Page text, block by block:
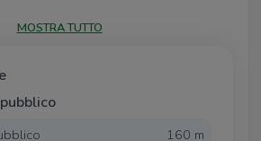
originali, soffitti cassettonati,
livello, che restituiscono il fascino
residenze nobiliari
di unicità assoluta,
MOSTRA TUTTO
160 m